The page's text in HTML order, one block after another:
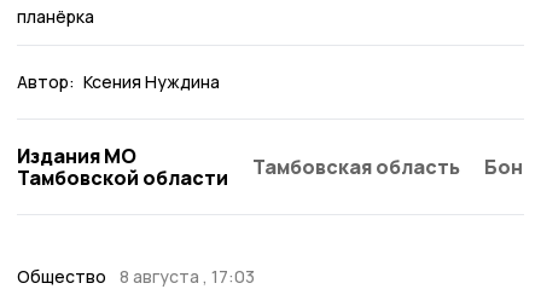
планёрка
Автор: Ксения Нуждина
Издания МО
Тамбовской области
Тамбовская область
Общество 8 августа , 17:03